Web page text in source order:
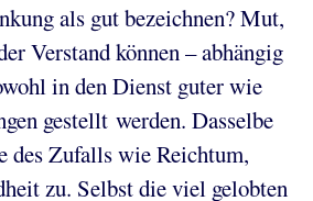
als gut bezeichnen? Mut,
Verstand können – abhängig
in den Dienst guter wie
gestellt werden. Dasselbe
des Zufalls wie Reichtum,
zu. Selbst die viel gelobten